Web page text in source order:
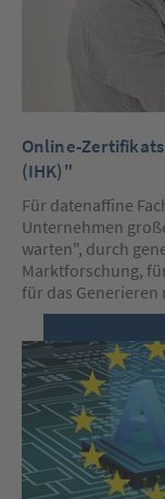
Online-
(IHK)"
Für datenaffine
Unternehmen
warten", durch
Marktforschung,
für das Generieren